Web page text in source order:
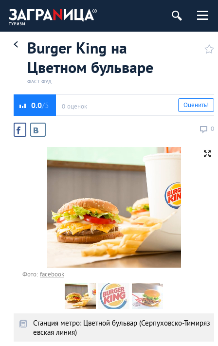
Burger King на
Цветном бульваре
ФАСТ-ФУД
0.0 0 оценок
0
Оценить!
Фото:facebook
Станция метро: Цветной бульвар (Серпуховско-Тимиряз
евская линия)